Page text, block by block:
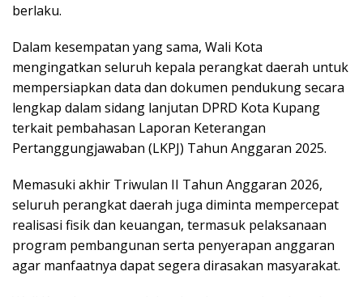
berlaku.
Dalam kesempatan yang sama, Wali Kota
mengingatkan seluruh kepala perangkat daerah untuk
mempersiapkan data dan dokumen pendukung secara
lengkap dalam sidang lanjutan DPRD Kota Kupang
terkait pembahasan Laporan Keterangan
Pertanggungjawaban (LKPJ) Tahun Anggaran 2025.
Memasuki akhir Triwulan II Tahun Anggaran 2026,
seluruh perangkat daerah juga diminta mempercepat
realisasi fisik dan keuangan, termasuk pelaksanaan
program pembangunan serta penyerapan anggaran
agar manfaatnya dapat segera dirasakan masyarakat.